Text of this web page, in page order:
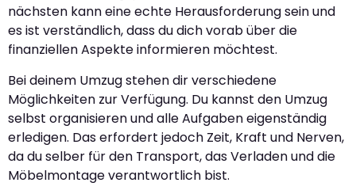
nächsten kann eine echte Herausforderung sein und
es ist verständlich, dass du dich vorab über die
finanziellen Aspekte informieren möchtest.
Bei deinem Umzug stehen dir verschiedene
Möglichkeiten zur Verfügung. Du kannst den Umzug
selbst organisieren und alle Aufgaben eigenständig
erledigen. Das erfordert jedoch Zeit, Kraft und Nerven,
da du selber für den Transport, das Verladen und die
Möbelmontage verantwortlich bist.